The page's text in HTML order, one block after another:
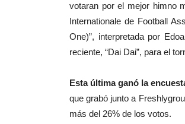
votaran por el mejor himno
Internationale de Football
One)”, interpretada por
reciente, “Dai Dai”, para el
Esta última ganó la
que grabó junto a
más del 26% de los votos.